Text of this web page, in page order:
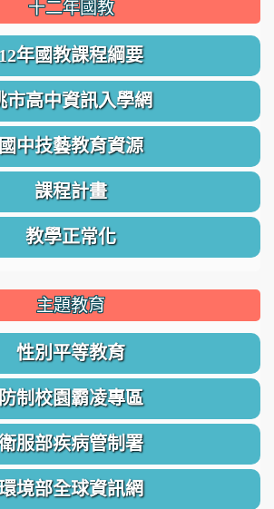
十二年國教
12年國教課程綱要
市高中資訊入學網
國中技藝教育資源
課程計畫
教學正常化
主題教育
性別平等教育
防制校園霸凌專區
服部疾病管制署
境部全球資訊網